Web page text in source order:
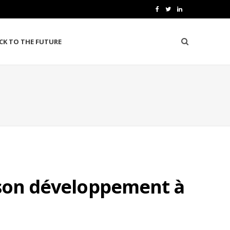
e
T
t
L
n
k
TO THE FUTURE
développement à